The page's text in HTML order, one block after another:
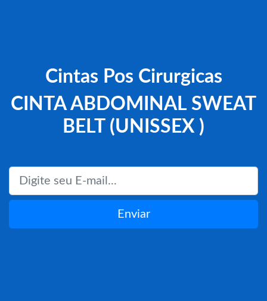
Cintas Pos Cirurgicas
CINTA ABDOMINAL SWEAT
BELT (UNISSEX )
Enviar